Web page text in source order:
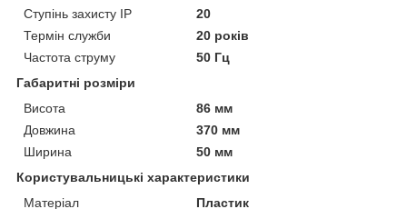
Ступінь захисту IP
20
Термін служби
20 років
Частота струму
50 Гц
Габаритні розміри
Висота
86 мм
Довжина
370 мм
Ширина
50 мм
Користувальницькі характеристики
Матеріал
Пластик